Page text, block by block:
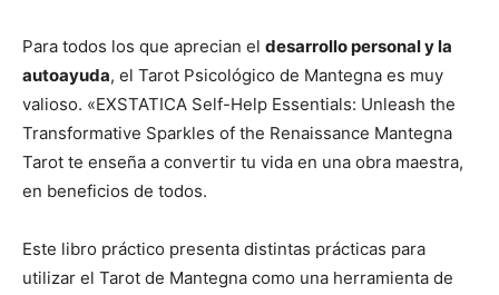
Para todos los que aprecian el desarrollo personal y la
autoayuda, el Tarot Psicológico de Mantegna es muy
valioso. «EXSTATICA Self-Help Essentials: Unleash the
Transformative Sparkles of the Renaissance Mantegna
Tarot te enseña a convertir tu vida en una obra maestra,
en beneficios de todos.
Este libro práctico presenta distintas prácticas para
utilizar el Tarot de Mantegna como una herramienta de